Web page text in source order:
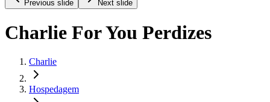
Previous slide Next slide
Charlie For You Perdizes
Charlie
Hospedagem